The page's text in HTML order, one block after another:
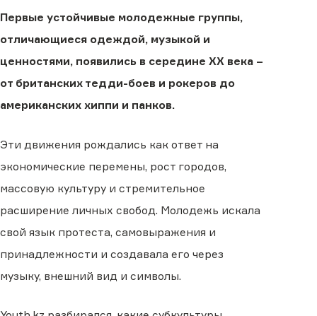
Первые устойчивые молодежные группы,
отличающиеся одеждой, музыкой и
ценностями, появились в середине XX века –
от британских тедди-боев и рокеров до
американских хиппи и панков.
Эти движения рождались как ответ на
экономические перемены, рост городов,
массовую культуру и стремительное
расширение личных свобод. Молодежь искала
свой язык протеста, самовыражения и
принадлежности и создавала его через
музыку, внешний вид и символы.